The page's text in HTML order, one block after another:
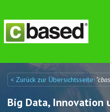
Discuto
Discuto
< Zurück zur Übersichtsseite:
Big Data, Innovation